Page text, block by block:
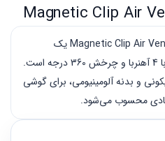
هولدر باسئوس (بیسوس) مدل Magnetic Clip Air Vent یک
نگهدارنده مغناطیسی دریچه هوا با 4 آهنربا و چرخش 360 درجه است.
و بدنه آلومینیومی، برای گوشی